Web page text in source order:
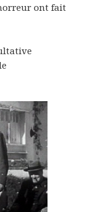
ont fait